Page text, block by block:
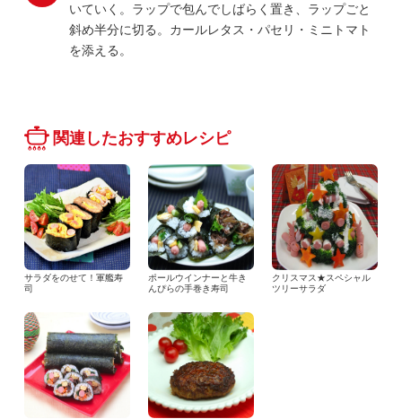
いていく。ラップで包んでしばらく置き、ラップごと
斜め半分に切る。カールレタス・パセリ・ミニトマト
を添える。
関連したおすすめレシピ
サラダをのせて！軍艦寿
司
ポールウインナーと牛き
んぴらの手巻き寿司
クリスマス★スペシャル
ツリーサラダ